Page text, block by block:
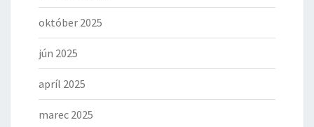
október 2025
jún 2025
apríl 2025
marec 2025